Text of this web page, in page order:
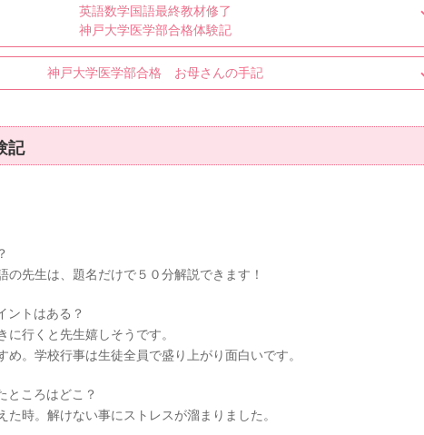
英語数学国語最終教材修了
神戸大学医学部合格体験記
神戸大学医学部合格 お母さんの手記
記
先生は、題名だけで５０分解説できます！
ントはある？
行くと先生嬉しそうです。
め。学校行事は生徒全員で盛り上がり面白いです。
ところはどこ？
時。解けない事にストレスが溜まりました。